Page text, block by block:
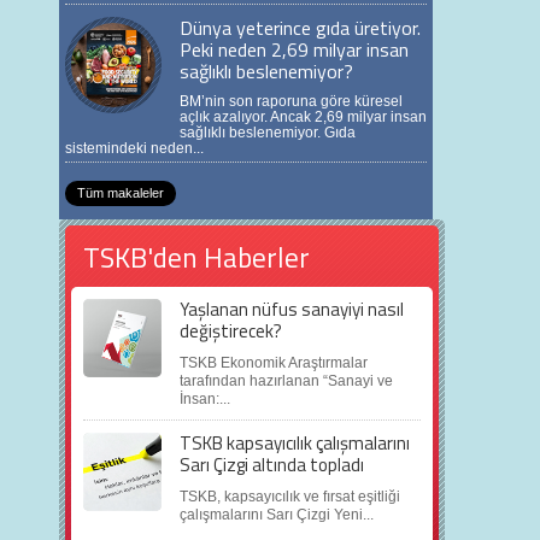
Dünya yeterince gıda üretiyor.
Peki neden 2,69 milyar insan
sağlıklı beslenemiyor?
BM’nin son raporuna göre küresel
açlık azalıyor. Ancak 2,69 milyar insan
sağlıklı beslenemiyor. Gıda
sistemindeki neden...
Tüm makaleler
TSKB'den Haberler
Yaşlanan nüfus sanayiyi nasıl
değiştirecek?
TSKB Ekonomik Araştırmalar
tarafından hazırlanan “Sanayi ve
İnsan:...
TSKB kapsayıcılık çalışmalarını
Sarı Çizgi altında topladı
TSKB, kapsayıcılık ve fırsat eşitliği
çalışmalarını Sarı Çizgi Yeni...